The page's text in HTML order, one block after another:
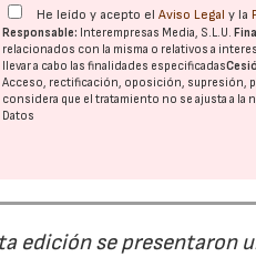
He leído y acepto elAviso Legal y la
Responsable: Interempresas Media, S.L.U.
relacionados con la misma o relativos a
llevar a cabo las finalidades especificadas
Acceso, rectificación, oposición, supresión,
considera que el tratamiento no se ajusta a la
Datos
edición se presentaron